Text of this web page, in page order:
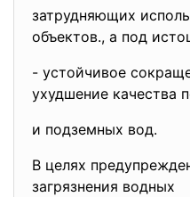
затрудняющих
объектов., а под
- устойчивое
ухудшение качества
и подземных вод.
В целях
загрязнения водных